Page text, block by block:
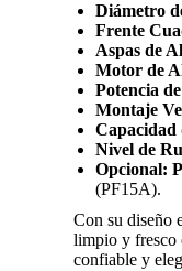
Diámetro
Frente
Aspas de
Motor de
Potencia
Montaje
Capacidad
Nivel de
Opcional:
(PF15A).
Con su diseño
limpio y fresco
confiable y